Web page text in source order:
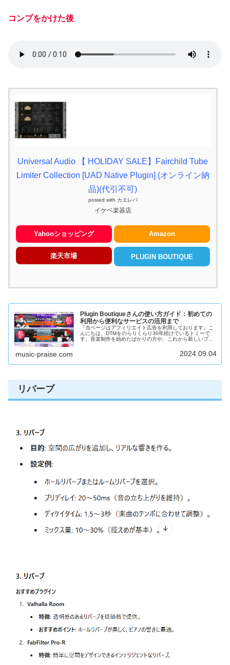
コンプをかけた後
Universal Audio 【 HOLIDAY SALE】Fairchild Tube
Limiter Collection [UAD Native Plugin] (オンライン納
品)(代引不可)
posted with カエレバ
イケベ楽器店
Yahooショッピング Amazon
楽天市場 PLUGIN BOUTIQUE
Plugin Boutiqueさんの使い方ガイド：初めての
利用から便利なサービスの活用まで
『当ページはアフィリエイト広告を利用しております』こ
んにちは、DTMをのらりくらり30年続けているトミーで
す。音楽制作を始めたばかりの方や、これから新しいプラ
music-praise.com 2024.09.04
リバーブ